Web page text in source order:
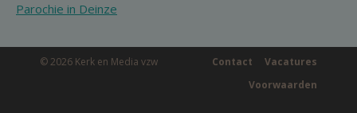
Parochie in Deinze
© 2026 Kerk en Media vzw Vacatures
Contact
Voorwaarden